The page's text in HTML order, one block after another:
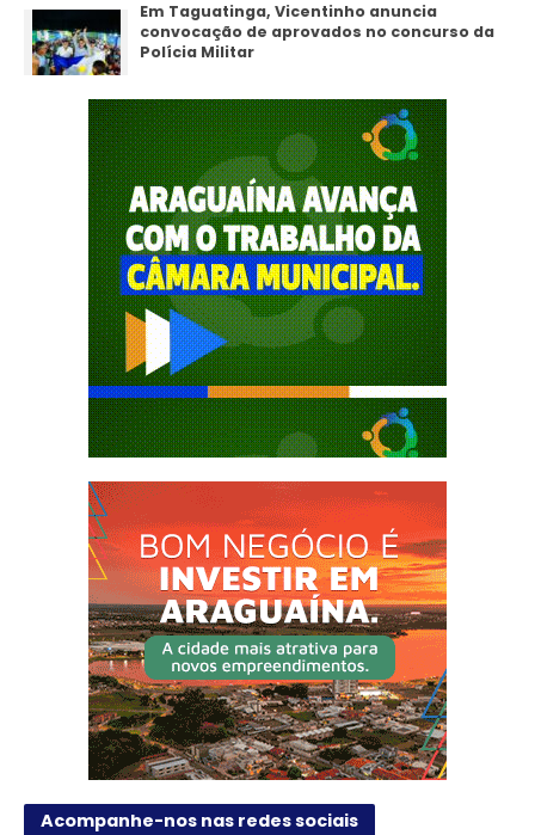
Em Taguatinga, Vicentinho anuncia
convocação de aprovados no concurso da
Polícia Militar
Acompanhe-nos nas redes sociais